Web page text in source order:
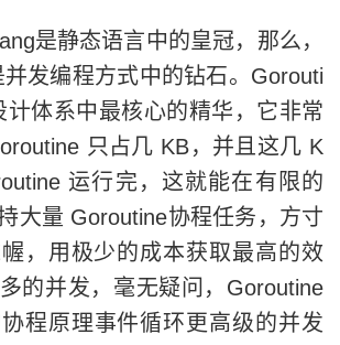
是静态语言中的皇冠，那么，
发编程方式中的钻石。Gorouti
计体系中最核心的精华，它非常
只占几 KB，并且这几 K
运行完，这就能在有限的
大量 Goroutine协程任务，方寸
，用极少的成本获取最高的效
的并发，毫无疑问，Goroutine
程原理事件循环更高级的并发